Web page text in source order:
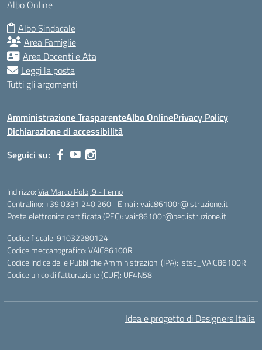
Albo Online
Albo Sindacale
Area Famiglie
Area Docenti e Ata
Leggi la posta
Tutti gli argomenti
Amministrazione TrasparenteAlbo OnlinePrivacy Policy
Dichiarazione di accessibilità
Seguici su:
Indirizzo:Via Marco Polo, 9 - Ferno
Centralino:+39 0331 240 260 Email:vaic86100r@istruzione.it
Posta elettronica certificata (PEC):vaic86100r@pec.istruzione.it
Codice fiscale: 91032280124
Codice meccanografico:VAIC86100R
Codice Indice delle Pubbliche Amministrazioni (IPA): istsc_VAIC86100R
Codice unico di fatturazione (CUF): UF4N58
Idea e progetto di Designers Italia